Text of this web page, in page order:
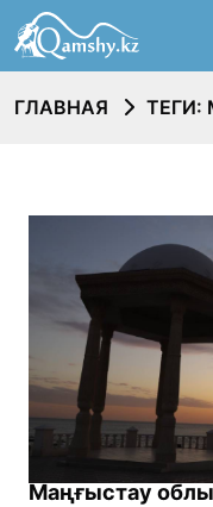
ГЛАВНАЯ ТЕГИ:
Маңғыстау